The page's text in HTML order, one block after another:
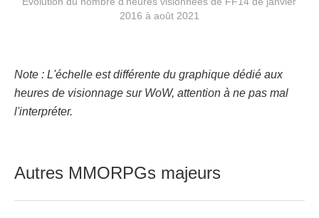
2016 à août 2021
Note : L'échelle est différente du graphique dédié aux
heures de visionnage sur WoW, attention à ne pas mal
l'interpréter.
Autres MMORPGs majeurs